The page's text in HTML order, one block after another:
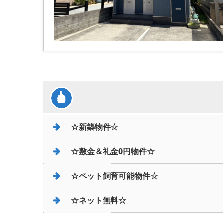
☆新築物件☆
☆敷金＆礼金0円物件☆
☆ペット飼育可能物件☆
☆ネット無料☆